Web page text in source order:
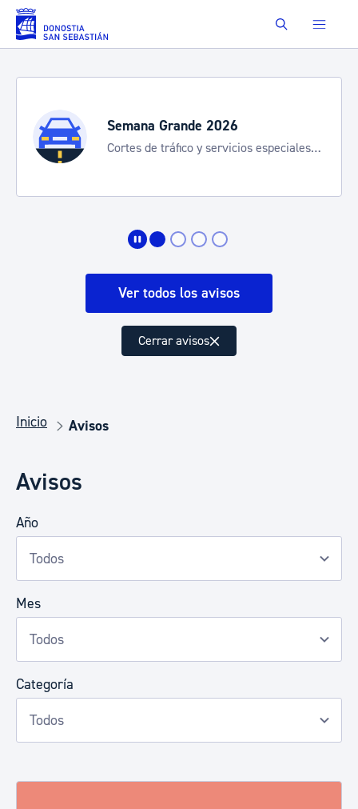
Saltar al contenido principal Buscar
Semana Grande 2026
Cortes de tráfico y servicios especiales
Ver todos los avisos
Cerrar avisos
Inicio Avisos
Avisos
Año
Mes
Categoría